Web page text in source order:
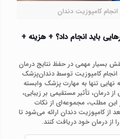
کامپوزیت دندان
باید انجام داد؟ + هزینه +
بسیار مهمی در حفظ نتایج درمان
انجام کامپوزیت توسط دندان‌پزشک
تنها به مهارت پزشک وابسته
تأثیر مستقیمی بر زیبایی،
این مطلب، مجموعه‌ای از نکات
از کامپوزیت دندان ارائه می‌شود تا
از درمان خود دریافت کنند.